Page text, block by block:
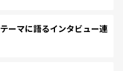
ーマに語るインタビュー連